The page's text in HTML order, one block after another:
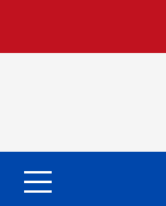
Primary